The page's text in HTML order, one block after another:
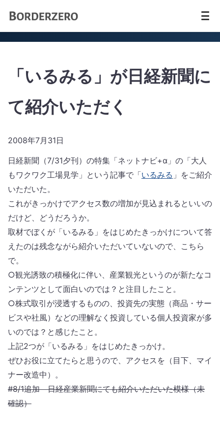
「いるみる」が日経新聞に
て紹介いただく
2008年7月31日
日経新聞（7/31夕刊）の特集「ネットナビ+α」の「大人
もワクワク工場見学」という記事で「いるみる 」をご紹介
いただいた。
これがきっかけでアクセス数の増加が見込まれるといいの
だけど、どうだろうか。
取材でぼくが「いるみる」をはじめたきっかけについて答
えたのは残念ながら紹介いただいていないので、こちら
で。
○観光誘致の積極化に伴い、産業観光というのが新たなコ
ンテンツとして面白いのでは？と注目したこと。
○株式取引が浸透するものの、投資先の実態（商品・サー
ビスや社風）などの理解なく投資している個人投資家が多
いのでは？と感じたこと。
上記2つが「いるみる」をはじめたきっかけ。
ぜひお役に立てたらと思うので、アクセスを（目下、マイ
ナー改造中）。
#8/1追加 日経産業新聞にても紹介いただいた模様（未
確認）